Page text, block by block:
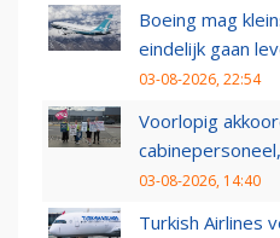
Boeing mag
eindelijk gaan
03-08-2026, 22:54
Voorlopig
03-08-2026, 14:40
Turkish Airlines